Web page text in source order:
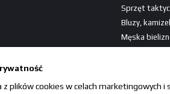
Sprzęt
Bluzy,
Męska
plików cookies w celach marketingowych